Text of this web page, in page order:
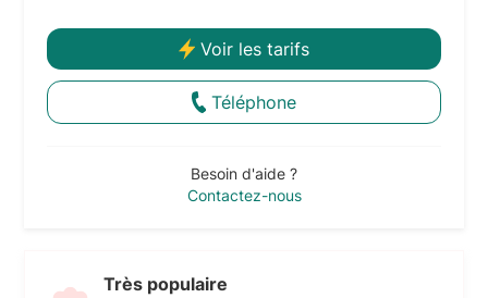
Voir les tarifs
Téléphone
Besoin d'aide ?
Contactez-nous
Très populaire